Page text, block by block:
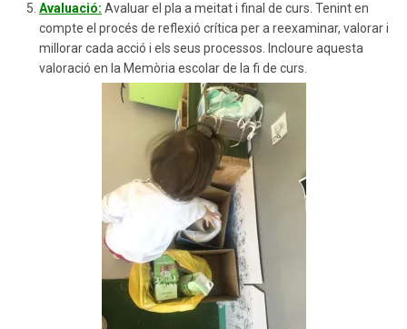
Avaluació: Avaluar el pla a meitat i final de curs. Tenint en
compte el procés de reflexió crítica per a reexaminar, valorar i
millorar cada acció i els seus processos. Incloure aquesta
valoració en la Memòria escolar de la fi de curs.